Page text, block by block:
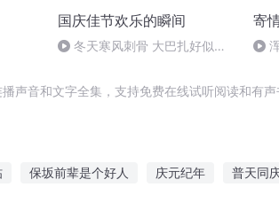
国庆佳节欢乐的瞬间
冬天寒风刺骨 大巴扎好似温
寄
声音和文字全集，支持免费在线试听阅读和有声
保坂前辈是个好人 庆元纪年 普天同